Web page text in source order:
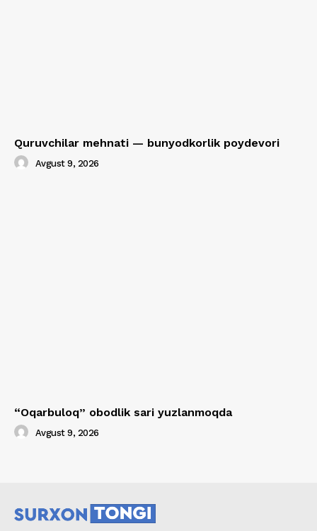
Quruvchilar mehnati — bunyodkorlik poydevori
Avgust 9, 2026
“Oqarbuloq” obodlik sari yuzlanmoqda
Avgust 9, 2026